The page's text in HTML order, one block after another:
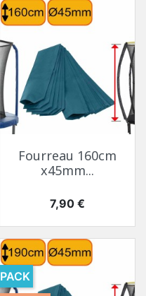
Fourreau 160cm
x45mm...
Prix
7,90 €
PACK